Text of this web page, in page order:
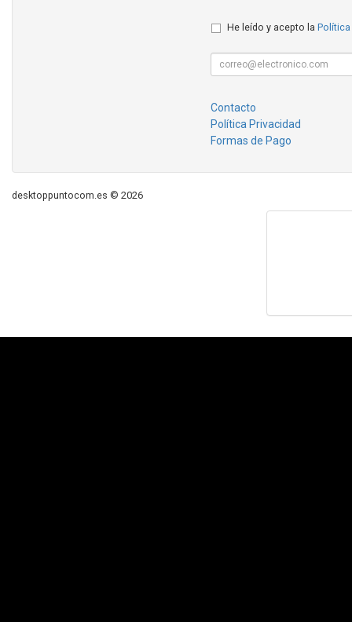
He leído y acepto la Política
Contacto
Política Privacidad
Formas de Pago
desktoppuntocom.es © 2026